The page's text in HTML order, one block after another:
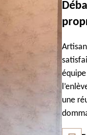
une